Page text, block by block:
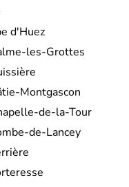
d'Huez
les-Grottes
Montgascon
de-la-Tour
de-Lancey